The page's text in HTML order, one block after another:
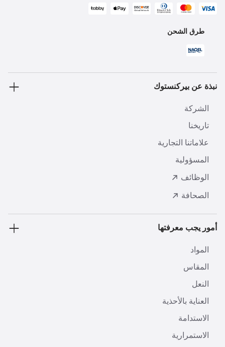
طرق الشحن
نبذة عن بيركنستوك
الشركة
تاريخنا
علاماتنا التجارية
المسؤولية
الوظائف
الصحافة
أمور يجب معرفتها
المواد
المقاس
النعل
العناية بالأحذية
الاستدامة
الاستمرارية